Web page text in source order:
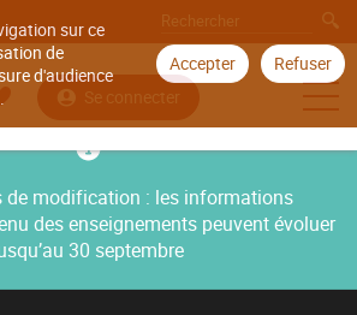
sur ce
de
d'audience
Accepter Refuser
Se connecter
de modification : les informations
des enseignements peuvent évoluer
30 septembre